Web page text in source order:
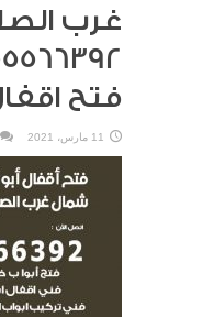
غرب
فتح
11 مارس، 2021